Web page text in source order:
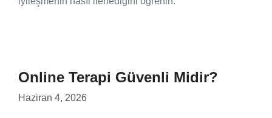
Online Terapi Güvenli Midir?
Haziran 4, 2026